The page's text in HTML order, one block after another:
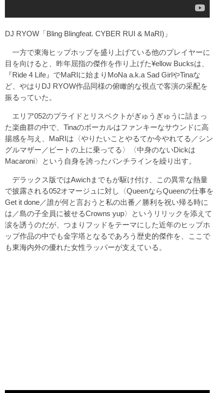
DJ RYOW「Bling Blingfeat. CYBER RUI & MaRI)」
一方で東海ヒップホップを盛り上げている他のプレイヤーに
目を向けると、昨年屈指の傑作を作り上げた¥ellow Bucksは、
『Ride 4 Life』でMaRIに始まりMoNa a.k.a Sad GirlやTinaな
ど、やはりDJ RYOW作品同様の俯瞰的な視点で客演の采配を
振るっていた。
エリア052のプライドとリスペクトがぎゅうぎゅうに詰まっ
た楽曲群の中で、Tinaのボーカルはファンキーなサウンドに高
揚感を与え、MaRIは〈やりたいことやるてか今やれてる／シン
グルマザー／ビートの上に乗ってる〉〈中身のないDickは
Macaroni〉という自身を誇ったパンチラインを繰り出す。
デラックス版ではAwichまでもが駆け付け、この異常な熱量
で披露される052オマージュに対し〈QueenならQueenの仕事を
Get it done／誰が何と言おうと私の出番／勝利を祝い帰る時に
は／島の子全員に被せるCrowns yup〉というリリックを添えて
涙を誘うのだが、つまりフッドをテーマにした近年のヒップホ
ップ作品の中でも金字塔となるであろう歴史的傑作を、ここで
も東海内外の優れた女性ラッパーが支えている。